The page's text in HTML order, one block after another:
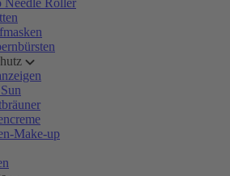
Needle Roller
Make-up